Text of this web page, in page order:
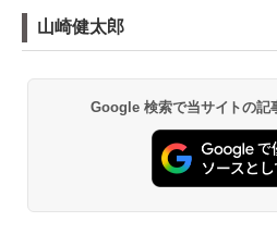
山崎健太郎
Google 検索で当サイトの記